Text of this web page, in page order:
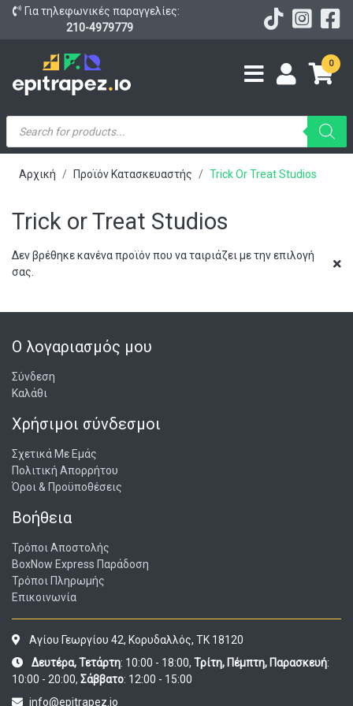
Για τηλεφωνικές παραγγελίες:
210-4979779
0
Products
search
Αρχική Προϊόν Κατασκευαστής Trick Or Treat Studios
Trick or Treat Studios
Δεν βρέθηκε κανένα προϊόν που να ταιριάζει με την επιλογή
σας.
Ο λογαριασμός μου
Σύνδεση
Καλάθι
Χρήσιμοι σύνδεσμοι
Σχετικά Με Εμάς
Πολιτική Απορρήτου
Όροι & Προϋποθέσεις
Βοήθεια
Τρόποι Αποστολής
BoxNow Express Παράδοση
Τρόποι Πληρωμής
Επικοινωνία
Αγίου Γεωργίου 42, Κορυδαλλός, ΤΚ 18120
Δευτέρα, Τετάρτη: 10:00 - 18:00, Τρίτη, Πέμπτη, Παρασκευή:
10:00 - 20:00, Σάββατο: 12:00 - 15:00
info@epitrapez.io